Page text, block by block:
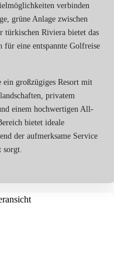
verbinden
grüne Anlage zwischen
türkischen Riviera bietet das
für eine entspannte Golfreise
ein großzügiges Resort mit
privatem
einem hochwertigen All-
bietet ideale
der aufmerksame Service